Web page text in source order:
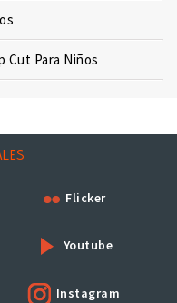
Cut Para Niños
Flicker
Youtube
Instagram